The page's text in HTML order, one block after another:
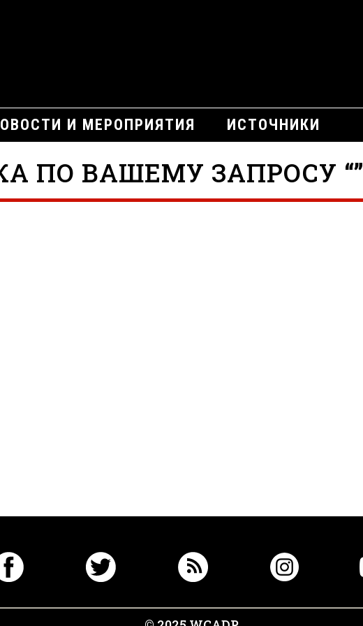
И МЕРОПРИЯТИЯ ИСТОЧНИКИ
ПО ВАШЕМУ ЗАПРОСУ “”